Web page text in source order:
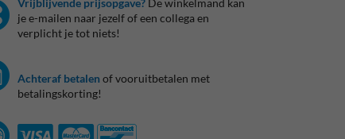
Vrijblijvende prijsopgave? De winkelmand kan
je e-mailen naar jezelf of een collega en
verplicht je tot niets!
Achteraf betalen of vooruitbetalen met
betalingskorting!